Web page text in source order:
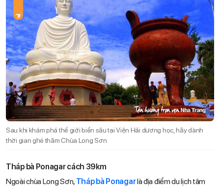
Sau khi khám phá thế giới biển sâu tại Viện Hải dương học, hãy dành
thời gian ghé thăm Chùa Long Sơn
Tháp bà Ponagar cách 39km
Ngoài chùa Long Sơn, Tháp bà Ponagarlà địa điểm du lịch tâm